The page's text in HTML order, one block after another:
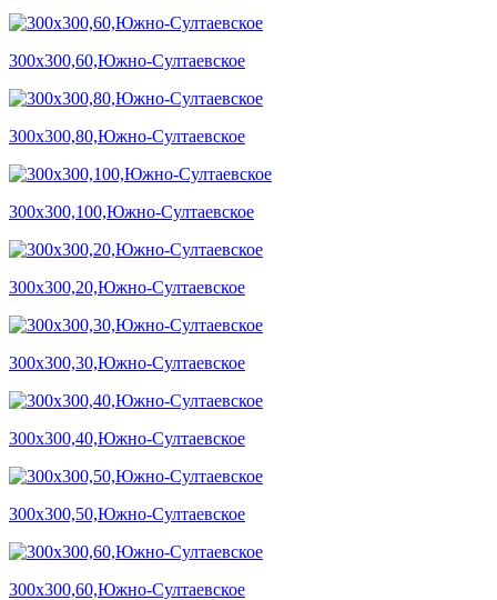
300х300,60,Южно-Султаевское
300х300,80,Южно-Султаевское
300х300,100,Южно-Султаевское
300х300,20,Южно-Султаевское
300х300,30,Южно-Султаевское
300х300,40,Южно-Султаевское
300х300,50,Южно-Султаевское
300х300,60,Южно-Султаевское